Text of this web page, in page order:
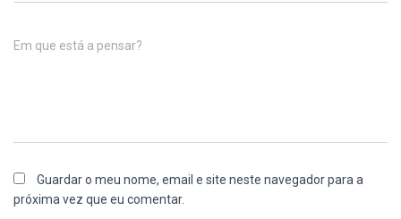
Em que está a pensar?
Guardar o meu nome, email e site neste navegador para a
próxima vez que eu comentar.